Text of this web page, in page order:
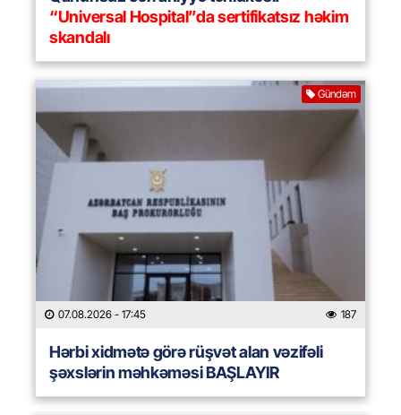
“Universal Hospital”da sertifikatsız həkim
skandalı
Gündəm
07.08.2026 - 17:45 187
Hərbi xidmətə görə rüşvət alan vəzifəli
şəxslərin məhkəməsi BAŞLAYIR